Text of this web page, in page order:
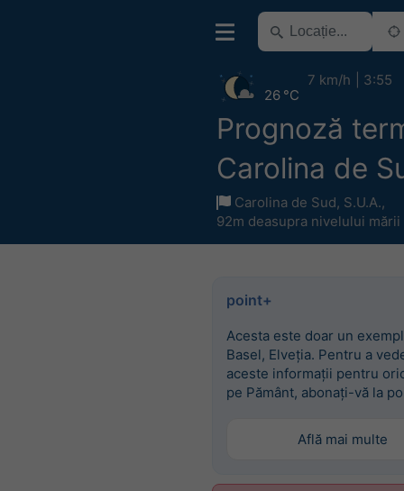
Prognoză
Carolina de
Carolina de Sud, S.U.A.,
92m deasupra nivelului mării
26 °C
7 km/h 3:55
point+
Acesta este doar un
Basel, Elveția. Pentru a
aceste informații pentru
pe Pământ, abonați-vă la
Află mai multe